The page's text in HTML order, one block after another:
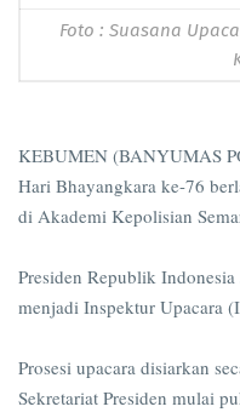
Foto : Suasana
KEBUMEN (BANYUMAS
Hari Bhayangkara ke-76
di Akademi Kepolisian
Presiden Republik
menjadi Inspektur Upacara
Prosesi upacara disiarkan
Sekretariat Presiden mulai